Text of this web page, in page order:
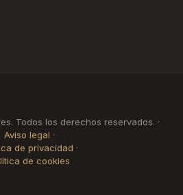
Todos los derechos reservados. ·
Aviso legal ·
de privacidad ·
de cookies